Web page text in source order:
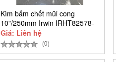
Kìm bấm chết mũi cong
10"/250mm Irwin IRHT82578-
SH
Giá: Liên hệ
(0)